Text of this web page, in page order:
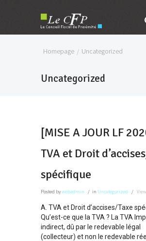
Homepage Uncategorized
Uncategorized
[MISE A JOUR LF
TVA et Droit
spécifique
Posted bywebadmin in Uncategorized
A. TVA et Droit d’accises/Taxe
Qu’est-ce que la TVA ? La TVA
indirect, dû par le redevable légal
(collecteur) et non le redevable réel